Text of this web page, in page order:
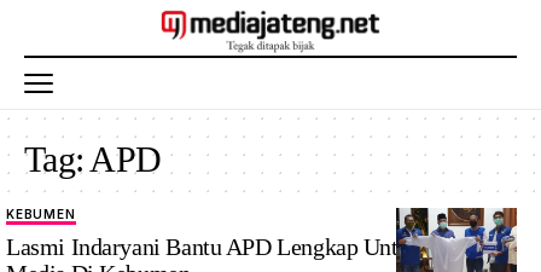
Tag: APD
KEBUMEN
Lasmi Indaryani Bantu APD Lengkap Untuk Tenaga